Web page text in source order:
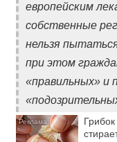
европейским
собственные
нельзя
при этом
«правильных» и